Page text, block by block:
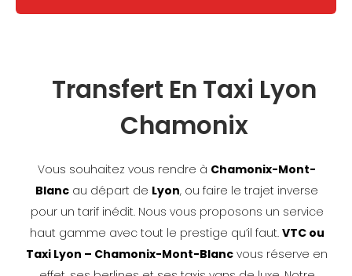
Transfert En Taxi Lyon
Chamonix
Vous souhaitez vous rendre à Chamonix-Mont-
Blanc au départ de Lyon, ou faire le trajet inverse
pour un tarif inédit. Nous vous proposons un service
haut gamme avec tout le prestige qu’il faut. VTC ou
Taxi Lyon – Chamonix-Mont-Blanc vous réserve en